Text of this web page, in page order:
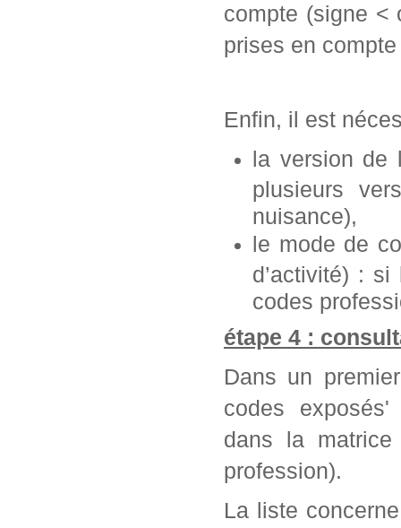
compte (signe <
prises en
Enfin, il est
la version de
plusieurs
nuisance),
le mode de
d’activité) :
codes
étape 4 :
Dans un
codes
dans la
profession).
La liste